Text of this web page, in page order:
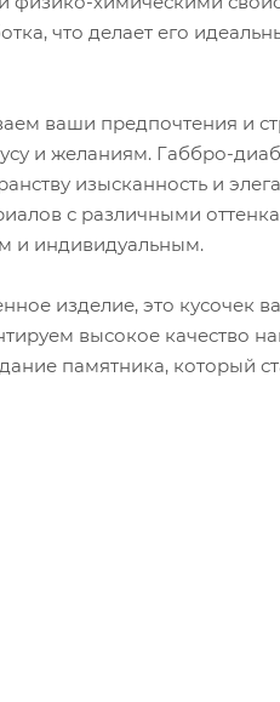
что делает его
ваши предпочтения и
и желаниям. Габбро-
изысканность и
с различными
и индивидуальным.
изделие, это кусочек
высокое качество
памятника, который